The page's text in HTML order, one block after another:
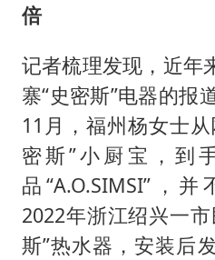
倍
记者梳理发现，近年
寨“史密斯”电器的报
11月，福州杨女士
密斯”小厨宝，到
品“A.O.SIMSI”，并
2022年浙江绍兴一
斯”热水器，安装后